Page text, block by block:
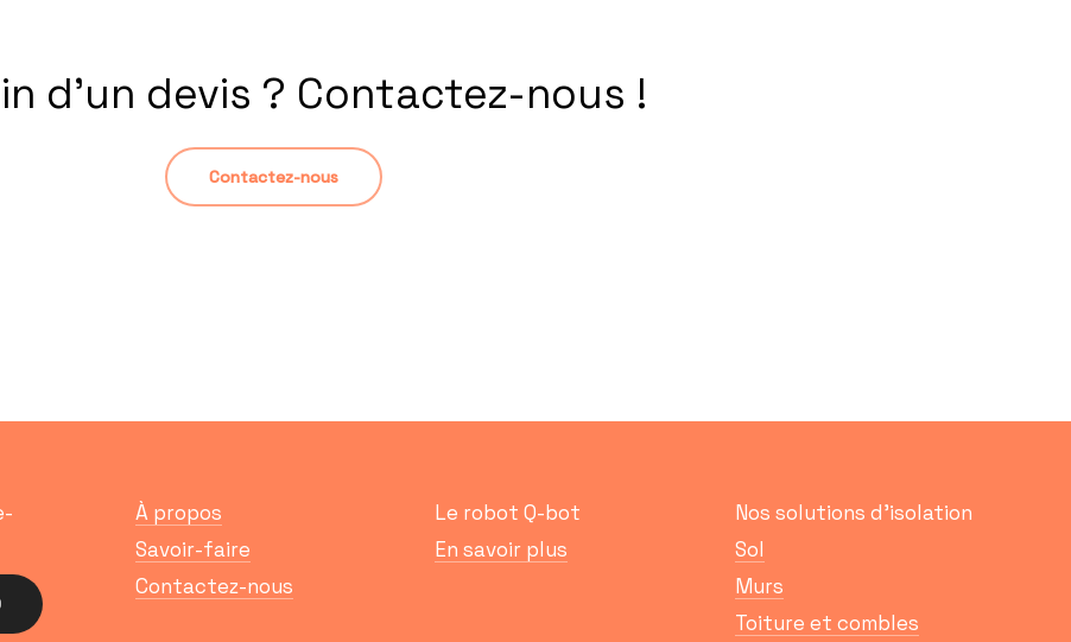
d’un devis ? Contactez-nous !
Contactez-nous
À propos
Savoir-faire
Contactez-nous
Le robot Q-bot
En savoir plus
Nos solutions d’isolation
Sol
Murs
Toiture et combles